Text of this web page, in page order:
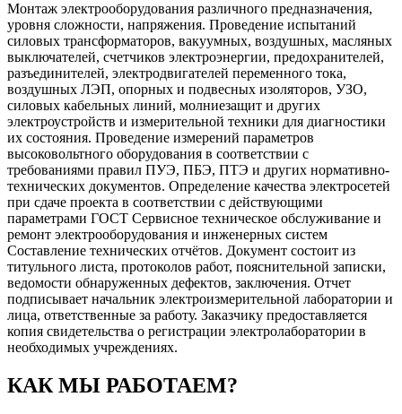
Монтаж электрооборудования различного предназначения,
уровня сложности, напряжения. Проведение испытаний
силовых трансформаторов, вакуумных, воздушных, масляных
выключателей, счетчиков электроэнергии, предохранителей,
разъединителей, электродвигателей переменного тока,
воздушных ЛЭП, опорных и подвесных изоляторов, УЗО,
силовых кабельных линий, молниезащит и других
электроустройств и измерительной техники для диагностики
их состояния. Проведение измерений параметров
высоковольтного оборудования в соответствии с
требованиями правил ПУЭ, ПБЭ, ПТЭ и других нормативно-
технических документов. Определение качества электросетей
при сдаче проекта в соответствии с действующими
параметрами ГОСТ Сервисное техническое обслуживание и
ремонт электрооборудования и инженерных систем
Составление технических отчётов. Документ состоит из
титульного листа, протоколов работ, пояснительной записки,
ведомости обнаруженных дефектов, заключения. Отчет
подписывает начальник электроизмерительной лаборатории и
лица, ответственные за работу. Заказчику предоставляется
копия свидетельства о регистрации электролаборатории в
необходимых учреждениях.
КАК МЫ РАБОТАЕМ?